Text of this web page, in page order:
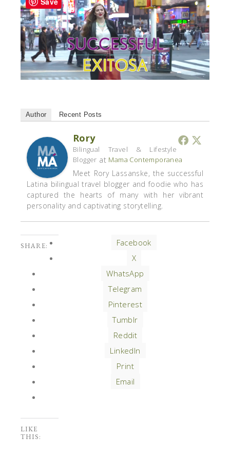
Author Recent Posts
Rory
Bilingual Travel & Lifestyle
Blogger at Mama Contemporanea
Meet Rory Lassanske, the successful
Latina bilingual travel blogger and foodie who has
captured the hearts of many with her vibrant
personality and captivating storytelling.
SHARE:
Facebook
X
WhatsApp
Telegram
Pinterest
Tumblr
Reddit
LinkedIn
Print
Email
LIKE
THIS: